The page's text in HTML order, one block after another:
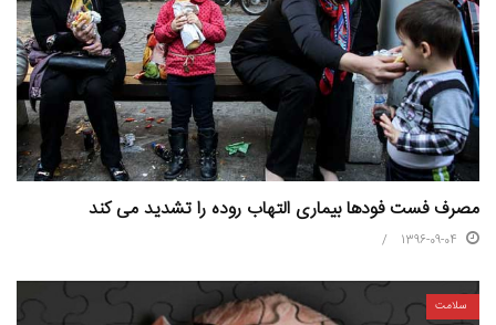
مصرف فست فودها بیماری التهاب روده را تشدید می کند
1396-09-04
سلامت